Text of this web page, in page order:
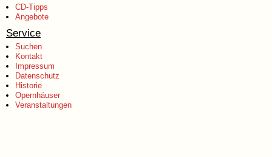
CD-Tipps
Angebote
Service
Suchen
Kontakt
Impressum
Datenschutz
Historie
Opernhäuser
Veranstaltungen